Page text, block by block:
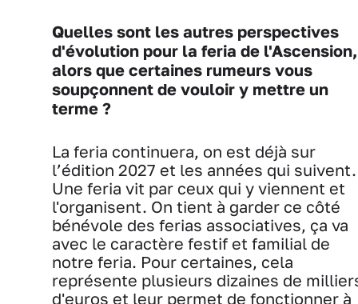
Quelles sont les autres perspectives
d'évolution pour la feria de l'Ascension,
alors que certaines rumeurs vous
soupçonnent de vouloir y mettre un
terme ?
La feria continuera, on est déjà sur
l’édition 2027 et les années qui suivent.
Une feria vit par ceux qui y viennent et
l'organisent. On tient à garder ce côté
bénévole des ferias associatives, ça va
avec le caractère festif et familial de
notre feria. Pour certaines, cela
représente plusieurs dizaines de
d'euros et leur permet de fonctionner à